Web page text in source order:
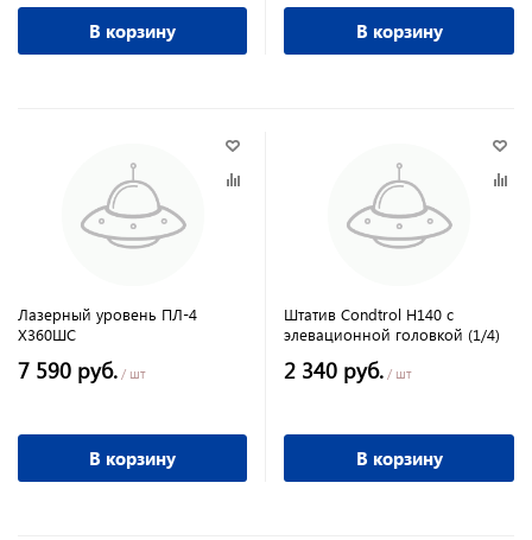
В корзину В корзину
Лазерный уровень ПЛ-4
Х360ШС
7 590 руб. / шт
В корзину
Штатив Condtrol H140 с
элевационной головкой (1/4)
2 340 руб. / шт
В корзину